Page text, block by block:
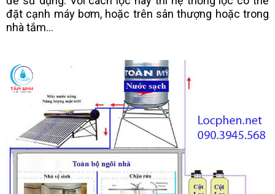
đặt cạnh máy bơm, hoặc trên sân thượng hoặc trong
nhà tắm...